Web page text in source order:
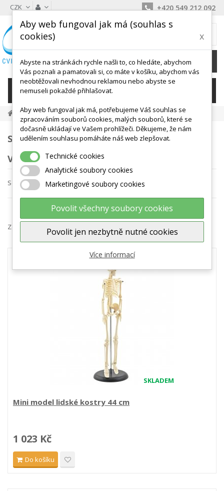
CZK +420 549 212 092
0 Kč
KATEGORIE
HeineScientific
SEZNAM PRODUKTŮ
VÝROBCE HEINESCIENTIFIC
Seřadit podle
Zobrazeno 1 – 4 z 4 položek
SKLADEM
Mini model lidské kostry 44 cm
1 023 Kč
Do košíku
Aby web fungoval jak má (souhlas s
cookies)
x
Abyste na stránkách rychle našli to, co hledáte, abychom
Vás poznali a pamatovali si, co máte v košíku, abychom vás
neobtěžovali nevhodnou reklamou nebo abyste se
nemuseli pokaždé přihlašovat.
Aby web fungoval jak má, potřebujeme Váš souhlas se
zpracováním souborů cookies, malých souborů, které se
dočasně ukládají ve Vašem prohlížeči. Děkujeme, že nám
udělením souhlasu pomáháte náš web zlepšovat.
Technické cookies
Analytické soubory cookies
Marketingové soubory cookies
Povolit všechny soubory cookies
Povolit jen nezbytně nutné cookies
Více informací